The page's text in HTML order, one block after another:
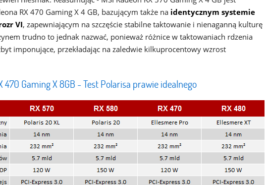
RX 470 Gaming X 4 GB, bazującym także na identycznym systemie
VI, zapewniającym na szczęście stabilne taktowanie i nienaganną kulturę
trudno to jednak nazwać, ponieważ różnice w taktowaniach rdzenia
imponujące, przekładając na zaledwie kilkuprocentowy wzrost
470 Gaming X 8GB - Test Polarisa prawie idealnego